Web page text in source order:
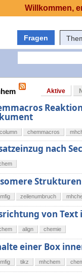
Fragen
Aktive
chemmacros
nach
zeilenumbruch
von
align chemie
einer Box
tikz mhchem
Willkommen,